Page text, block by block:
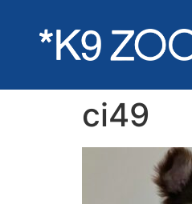
ci49